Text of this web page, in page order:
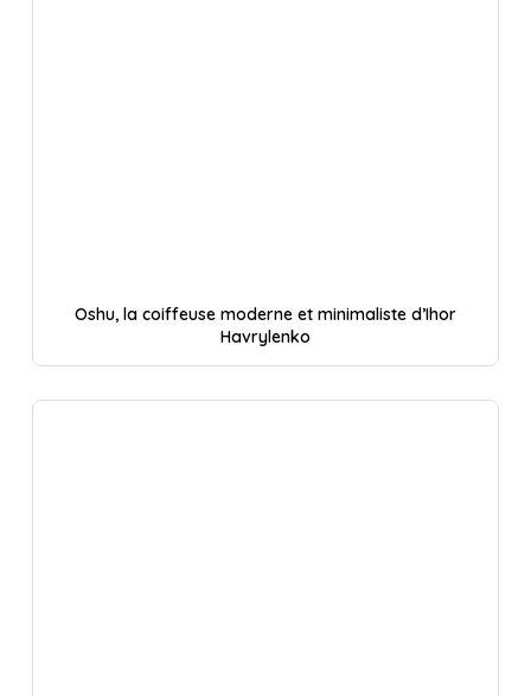
Oshu, la coiffeuse moderne et minimaliste d’Ihor
Havrylenko